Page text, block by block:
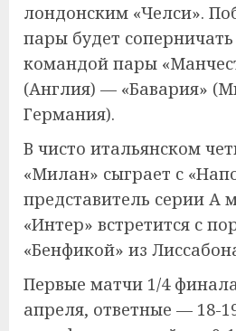
лондонским «Челси».
пары будет
командой пары
(Англия) — «Бавария»
Германия).
В чисто итальянском
«Милан» сыграет с
представитель серии А
«Интер» встретится с
«Бенфикой» из
Первые матчи 1/4 финала
апреля, ответные — 18-